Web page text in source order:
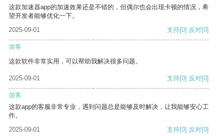
这款加速器app的加速效果还是不错的，但偶尔也会出现卡顿的情况，希
望开发者能够优化一下。
2025-09-01
支持[0] 反对[0]
游客
这款软件非常实用，可以帮助我解决很多问题。
2025-09-01 支持[0] 反对[0]
游客
这款app的客服非常专业，遇到问题总是能够及时解决，让我能够安心工
作。
2025-09-01
支持[0] 反对[0]